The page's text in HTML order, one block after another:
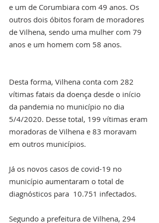
e um de Corumbiara com 49 anos. Os
outros dois óbitos foram de moradores
de Vilhena, sendo uma mulher com 79
anos e um homem com 58 anos.
Desta forma, Vilhena conta com 282
vítimas fatais da doença desde o início
da pandemia no município no dia
5/4/2020. Desse total, 199 vítimas eram
moradoras de Vilhena e 83 moravam
em outros municípios.
Já os novos casos de covid-19 no
município aumentaram o total de
diagnósticos para  10.751 infectados.
Segundo a prefeitura de Vilhena, 294